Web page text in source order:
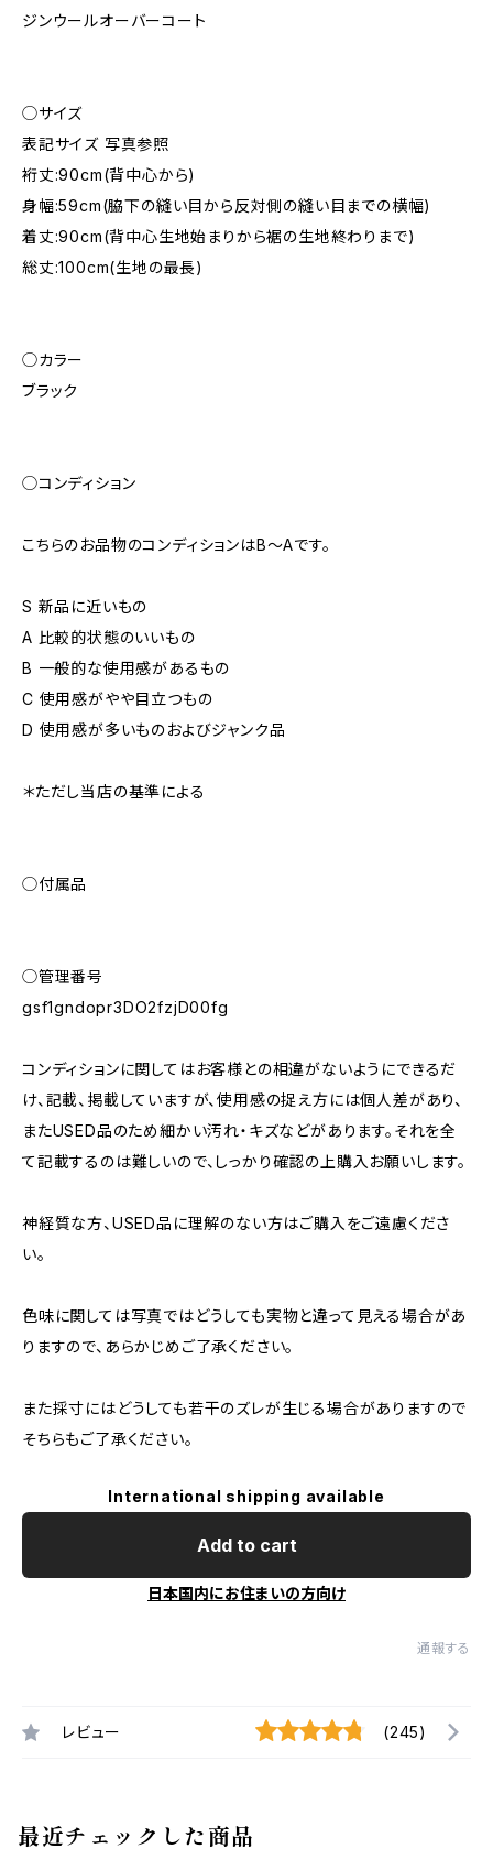
ジンウールオーバーコート
◯サイズ
表記サイズ 写真参照
裄丈:90cm(背中心から)
身幅:59cm(脇下の縫い目から反対側の縫い目までの横幅)
着丈:90cm(背中心生地始まりから裾の生地終わりまで)
総丈:100cm(生地の最長)
◯カラー
ブラック
◯コンディション
こちらのお品物のコンディションはB～Aです。
S 新品に近いもの
A 比較的状態のいいもの
B 一般的な使用感があるもの
C 使用感がやや目立つもの
D 使用感が多いものおよびジャンク品
＊ただし当店の基準による
◯付属品
◯管理番号
gsf1gndopr3DO2fzjD00fg
コンディションに関してはお客様との相違がないようにできるだ
け、記載、掲載していますが、使用感の捉え方には個人差があり、
またUSED品のため細かい汚れ・キズなどがあります。それを全
て記載するのは難しいので、しっかり確認の上購入お願いします。
神経質な方、USED品に理解のない方はご購入をご遠慮くださ
い。
色味に関しては写真ではどうしても実物と違って見える場合があ
りますので、あらかじめご了承ください。
また採寸にはどうしても若干のズレが生じる場合がありますので
そちらもご了承ください。
International shipping available
Add to cart
日本国内にお住まいの方向け
通報する
レビュー (245)
最近チェックした商品